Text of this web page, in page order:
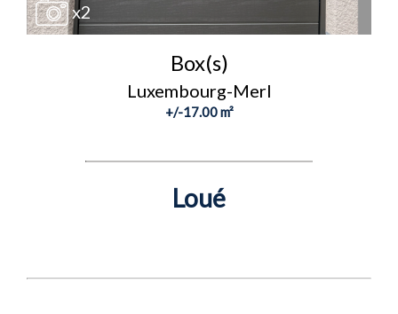
x2
Box(s)
Luxembourg-Merl
+/-17.00 m²
Loué